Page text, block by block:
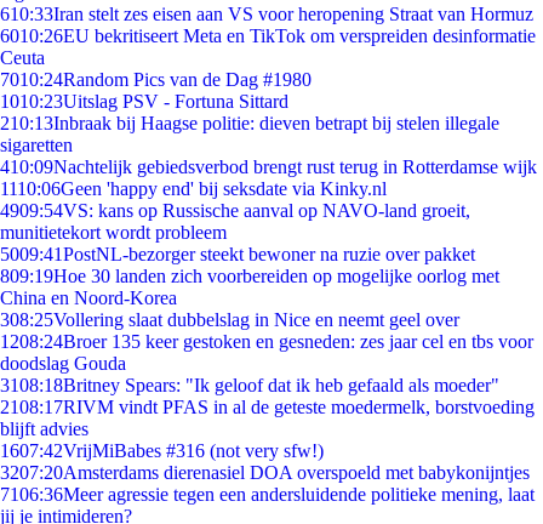
610:33Iran stelt zes eisen aan VS voor heropening Straat van Hormuz
6010:26EU bekritiseert Meta en TikTok om verspreiden desinformatie
Ceuta
7010:24Random Pics van de Dag #1980
1010:23Uitslag PSV - Fortuna Sittard
210:13Inbraak bij Haagse politie: dieven betrapt bij stelen illegale
sigaretten
410:09Nachtelijk gebiedsverbod brengt rust terug in Rotterdamse wijk
1110:06Geen 'happy end' bij seksdate via Kinky.nl
4909:54VS: kans op Russische aanval op NAVO-land groeit,
munitietekort wordt probleem
5009:41PostNL-bezorger steekt bewoner na ruzie over pakket
809:19Hoe 30 landen zich voorbereiden op mogelijke oorlog met
China en Noord-Korea
308:25Vollering slaat dubbelslag in Nice en neemt geel over
1208:24Broer 135 keer gestoken en gesneden: zes jaar cel en tbs voor
doodslag Gouda
3108:18Britney Spears: "Ik geloof dat ik heb gefaald als moeder"
2108:17RIVM vindt PFAS in al de geteste moedermelk, borstvoeding
blijft advies
1607:42VrijMiBabes #316 (not very sfw!)
3207:20Amsterdams dierenasiel DOA overspoeld met babykonijntjes
7106:36Meer agressie tegen een andersluidende politieke mening, laat
jij je intimideren?